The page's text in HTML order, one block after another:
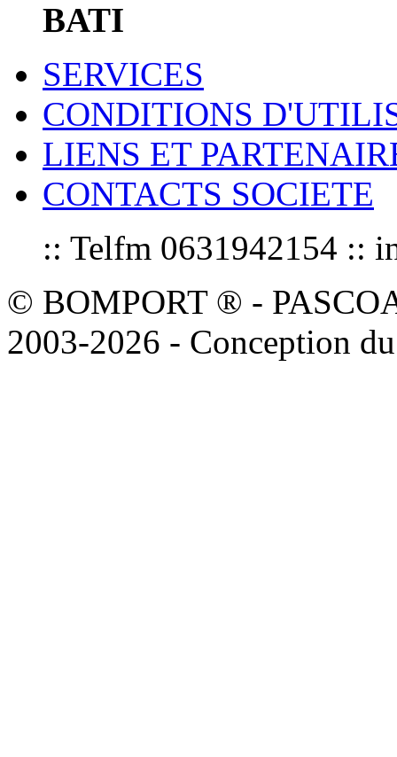
BATI
SERVICES
CONDITIONS
LIENS ET
CONTACTS SOCIETE
:: Telfm 0631942154 ::
© BOMPORT ® -
2003-2026 - Conception